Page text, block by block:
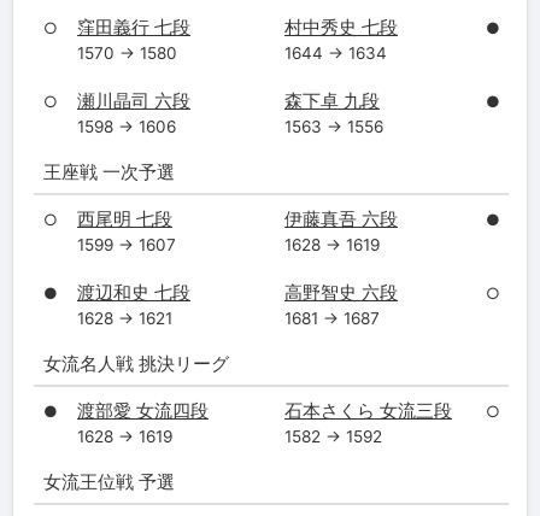
○ 窪田義行 七段
1570 → 1580
村中秀史 七段
1644 → 1634
●
○ 瀬川晶司 六段
1598 → 1606
森下卓 九段
1563 → 1556
●
王座戦 一次予選
○ 西尾明 七段
1599 → 1607
伊藤真吾 六段
1628 → 1619
●
● 渡辺和史 七段
1628 → 1621
高野智史 六段
1681 → 1687
○
女流名人戦 挑決リーグ
● 渡部愛 女流四段
1628 → 1619
石本さくら 女流三段
1582 → 1592
○
女流王位戦 予選